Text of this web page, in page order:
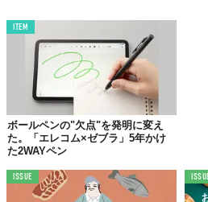
ITEM
ボールペンの"欠点"を発明に変え
た。「エレコム×ゼブラ」5年かけ
た2WAYペン
ISSUE